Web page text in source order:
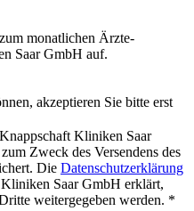
monatlichen Ärzte-
Saar GmbH auf.
akzeptieren Sie bitte erst
Kliniken Saar
Zweck des Versendens des
Die Datenschutzerklärung
Saar GmbH erklärt,
weitergegeben werden. *